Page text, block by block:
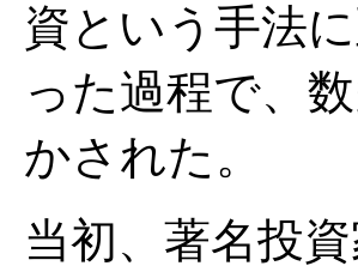
資という手法
った過程で、
かされた。
当初、著名投